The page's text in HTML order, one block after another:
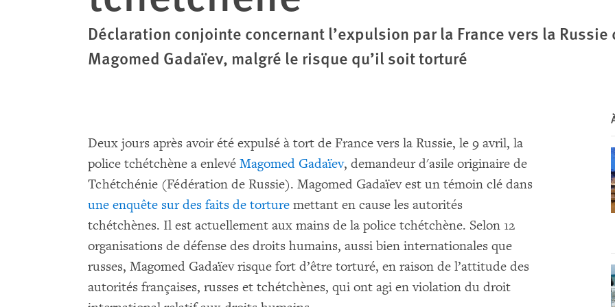
Déclaration conjointe concernant l’expulsion par la France vers la
Magomed Gadaïev, malgré le risque qu’il soit torturé
Deux jours après avoir été expulsé à tort de France vers la Russie, le 9 avril, la
police tchétchène a enlevé Magomed Gadaïev, demandeur d'asile originaire de
Tchétchénie (Fédération de Russie). Magomed Gadaïev est un témoin clé dans
une enquête sur des faits de torture mettant en cause les autorités
tchétchènes. Il est actuellement aux mains de la police tchétchène. Selon 12
organisations de défense des droits humains, aussi bien internationales que
russes, Magomed Gadaïev risque fort d’être torturé, en raison de l’attitude des
autorités françaises, russes et tchétchènes, qui ont agi en violation du droit